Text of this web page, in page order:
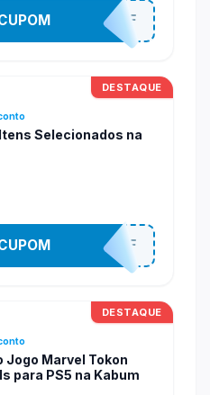
TV10OFF
DESTAQUE
Itens Selecionados na
10OFF
DESTAQUE
Jogo Marvel Tokon
para PS5 na Kabum